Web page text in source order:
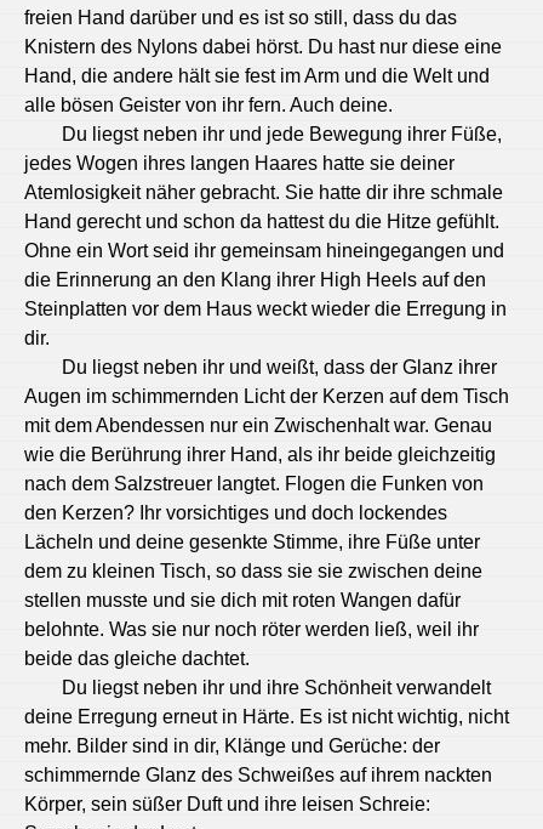
freien Hand darüber und es ist so still, dass du das
Knistern des Nylons dabei hörst. Du hast nur diese eine
Hand, die andere hält sie fest im Arm und die Welt und
alle bösen Geister von ihr fern. Auch deine.
Du liegst neben ihr und jede Bewegung ihrer Füße,
jedes Wogen ihres langen Haares hatte sie deiner
Atemlosigkeit näher gebracht. Sie hatte dir ihre schmale
Hand gerecht und schon da hattest du die Hitze gefühlt.
Ohne ein Wort seid ihr gemeinsam hineingegangen und
die Erinnerung an den Klang ihrer High Heels auf den
Steinplatten vor dem Haus weckt wieder die Erregung in
dir.
Du liegst neben ihr und weißt, dass der Glanz ihrer
Augen im schimmernden Licht der Kerzen auf dem Tisch
mit dem Abendessen nur ein Zwischenhalt war. Genau
wie die Berührung ihrer Hand, als ihr beide gleichzeitig
nach dem Salzstreuer langtet. Flogen die Funken von
den Kerzen? Ihr vorsichtiges und doch lockendes
Lächeln und deine gesenkte Stimme, ihre Füße unter
dem zu kleinen Tisch, so dass sie sie zwischen deine
stellen musste und sie dich mit roten Wangen dafür
belohnte. Was sie nur noch röter werden ließ, weil ihr
beide das gleiche dachtet.
Du liegst neben ihr und ihre Schönheit verwandelt
deine Erregung erneut in Härte. Es ist nicht wichtig, nicht
mehr. Bilder sind in dir, Klänge und Gerüche: der
schimmernde Glanz des Schweißes auf ihrem nackten
Körper, sein süßer Duft und ihre leisen Schreie: